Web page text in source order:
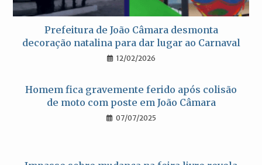
Prefeitura de João Câmara desmonta
decoração natalina para dar lugar ao Carnaval
12/02/2026
Homem fica gravemente ferido após colisão
de moto com poste em João Câmara
07/07/2025